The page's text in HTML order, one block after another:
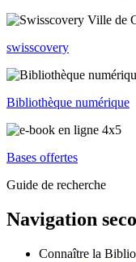
swisscovery
Bibliothèque numérique
Bases offertes
Guide de recherche
Navigation
Connaître la